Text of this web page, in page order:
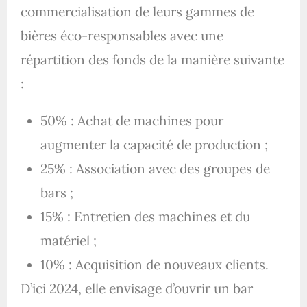
commercialisation de leurs gammes de
bières éco-responsables avec une
répartition des fonds de la manière suivante
:
50% : Achat de machines pour
augmenter la capacité de production ;
25% : Association avec des groupes de
bars ;
15% : Entretien des machines et du
matériel ;
10% : Acquisition de nouveaux clients.
D’ici 2024, elle envisage d’ouvrir un bar